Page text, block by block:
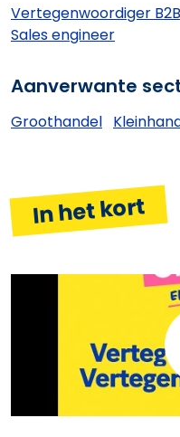
Vertegenwoordiger B2B
Sales engineer
Aanverwante
Groothandel
In het kort